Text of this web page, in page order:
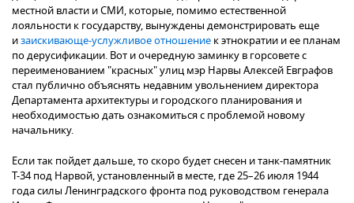
местной власти и СМИ, которые, помимо естественной
лояльности к государству, вынуждены демонстрировать еще
изаискивающе-услужливое отношение к этнократии и ее планам
по дерусификации. Вот и очередную заминку в горсовете с
переименованием "красных" улиц мэр Нарвы Алексей Евграфов
стал публично объяснять недавним увольнением директора
Департамента архитектуры и городского планирования и
необходимостью дать ознакомиться с проблемой новому
начальнику.
Если так пойдет дальше, то скоро будет снесен и танк-памятник
Т-34 под Нарвой, установленный в месте, где 25–26 июля 1944
года силы Ленинградского фронта под руководством генерала